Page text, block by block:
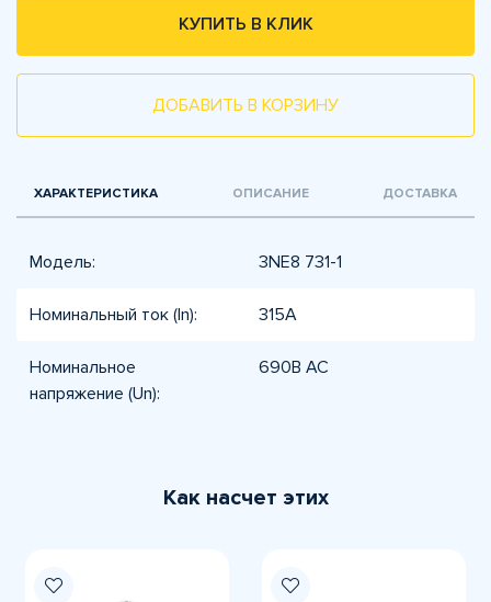
КУПИТЬ В КЛИК
ДОБАВИТЬ В КОРЗИНУ
ХАРАКТЕРИСТИКА ОПИСАНИЕ ДОСТАВКА
Модель: 3NE8 731-1
Номинальный ток (In): 315А
Номинальное
напряжение (Un):
690В AC
Как насчет этих